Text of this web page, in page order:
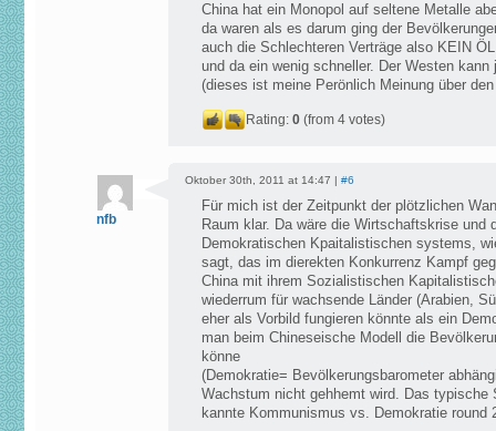
China hat ein Monopol auf seltene Metalle
da waren als es darum ging der
auch die Schlechteren Verträge also KEIN
und da ein wenig schneller. Der Westen
(dieses ist meine Perönlich Meinung über
Rating: 0 (from 4 votes)
nfb
Oktober 30th, 2011 at 14:47 | #6
Für mich ist der Zeitpunkt der plötzlichen
Raum klar. Da wäre die Wirtschaftskrise und
Demokratischen Kpaitalistischen systems,
sagt, das im dierekten Konkurrenz Kampf
China mit ihrem Sozialistischen
wiederrum für wachsende Länder (Arabien,
eher als Vorbild fungieren könnte als ein
man beim Chineseische Modell die
könne
(Demokratie= Bevölkerungsbarometer
Wachstum nicht gehhemt wird. Das typische
kannte Kommunismus vs. Demokratie round